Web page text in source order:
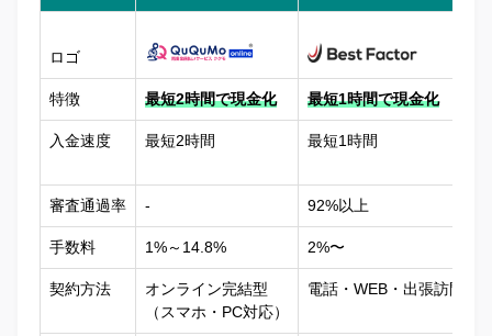
ロゴ
特徴 最短2時間で現金化 最短1時間で現金化
入金速度 最短2時間 最短1時間
審査通過率 ‐ 92%以上
手数料 1%～14.8% 2%〜
契約方法
オンライン完結型
（スマホ・PC対応）
電話・WEB・出張訪問